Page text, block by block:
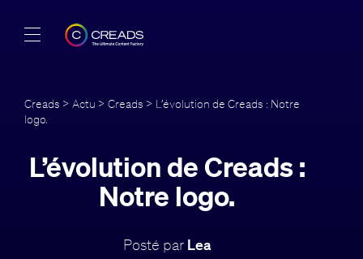
Offres
À propos
Creads > Actu > Creads > L’évolution de Creads : Notre
logo.
L’évolution de Creads :
Notre logo.
Posté par Lea